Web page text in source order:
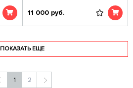
11 000 руб.
ПОКАЗАТЬ ЕЩЕ
1 2